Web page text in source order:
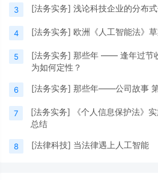
3 [法务实务] 浅论科技企业的分布
4 [法务实务] 欧洲《人工智能法》
5 [法务实务] 那些年 —— 逢年过节
为如何定性？
6 [法务实务] 那些年——公司故事
7 [法务实务]
《个人信息保护法》
总结
8 [法律科技] 当法律遇上人工智能